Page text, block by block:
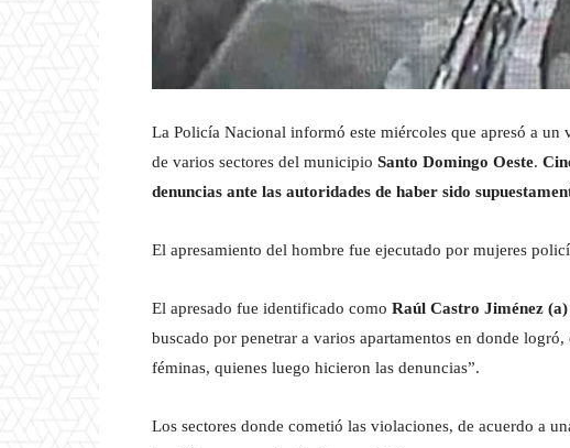
La Policía Nacional informó este miércoles que apresó a
de varios sectores del municipio Santo Domingo Oeste.
denuncias ante las autoridades de haber sido
El apresamiento del hombre fue ejecutado por mujeres
El apresado fue identificado como Raúl Castro Jiménez
buscado por penetrar a varios apartamentos en donde
féminas, quienes luego hicieron las denuncias”.
Los sectores donde cometió las violaciones, de acuerdo a